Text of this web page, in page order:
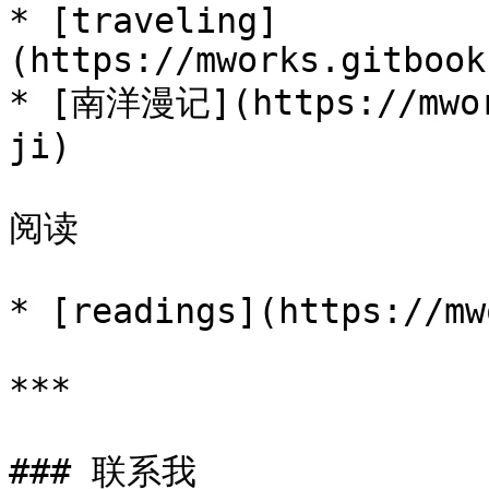
* [traveling]
(https://
* [南洋漫记](https://
ji)
阅读
* [readings](https://
***
### 联系我